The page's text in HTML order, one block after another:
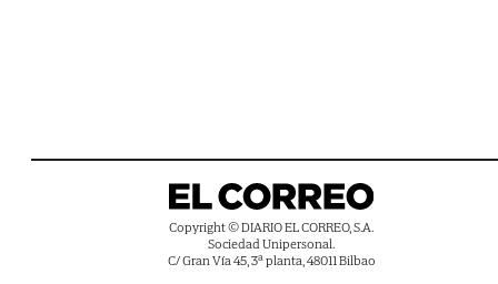
Copyright © DIARIO EL CORREO, S.A.
Sociedad Unipersonal.
C/ Gran Vía 45, 3ª planta, 48011 Bilbao